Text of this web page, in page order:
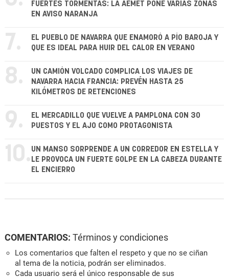
FUERTES TORMENTAS: LA AEMET PONE VARIAS ZONAS
EN AVISO NARANJA
7.
EL PUEBLO DE NAVARRA QUE ENAMORÓ A PÍO BAROJA Y
QUE ES IDEAL PARA HUIR DEL CALOR EN VERANO
8.
UN CAMIÓN VOLCADO COMPLICA LOS VIAJES DE
NAVARRA HACIA FRANCIA: PREVÉN HASTA 25
KILÓMETROS DE RETENCIONES
9.
EL MERCADILLO QUE VUELVE A PAMPLONA CON 30
PUESTOS Y EL AJO COMO PROTAGONISTA
10. UN MANSO SORPRENDE A UN CORREDOR EN ESTELLA Y
LE PROVOCA UN FUERTE GOLPE EN LA CABEZA DURANTE
EL ENCIERRO
COMENTARIOS: Términos y condiciones
Los comentarios que falten el respeto y que no se ciñan
al tema de la noticia, podrán ser eliminados.
Cada usuario será el único responsable de sus